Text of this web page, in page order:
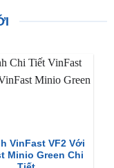
VinFast VF2 Với
Minio Green Chi